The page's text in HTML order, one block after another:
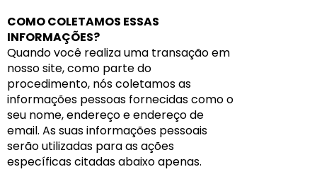
COMO COLETAMOS ESSAS
INFORMAÇÕES?
Quando você realiza uma transação em
nosso site, como parte do
procedimento, nós coletamos as
informações pessoas fornecidas como o
seu nome, endereço e endereço de
email. As suas informações pessoais
serão utilizadas para as ações
específicas citadas abaixo apenas.